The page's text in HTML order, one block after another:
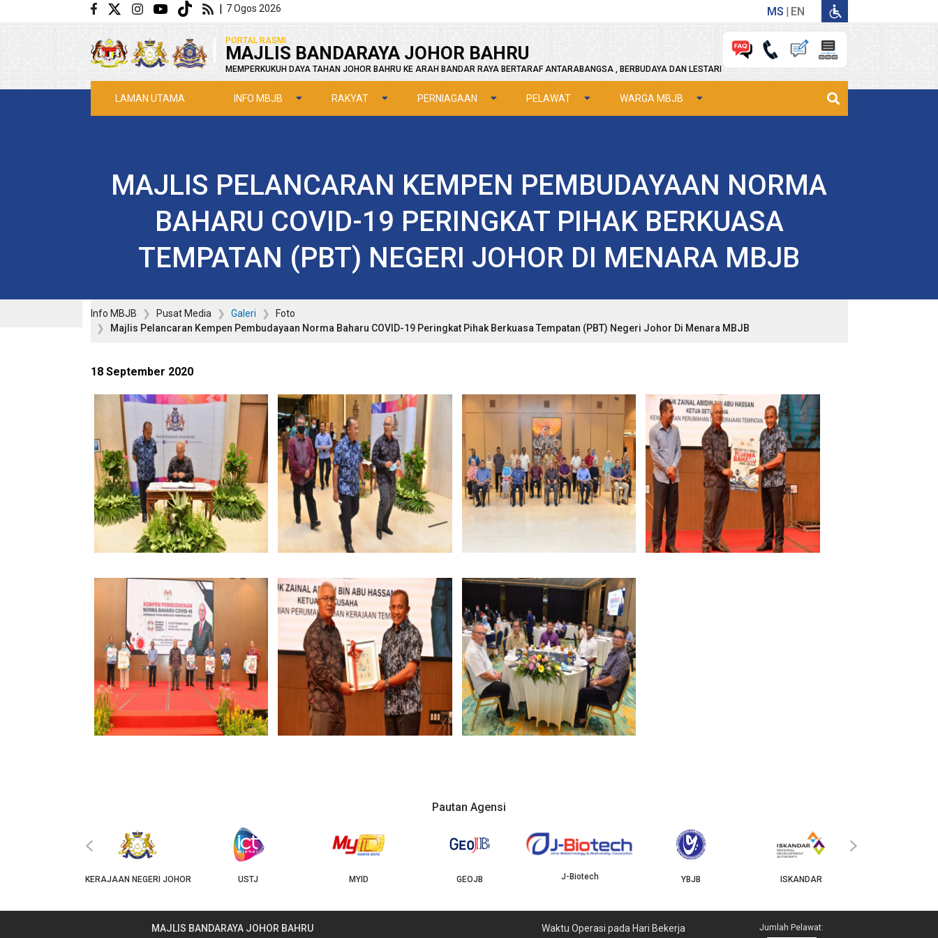
Langkau ke kandungan utama | 7 Ogos 2026 MS EN
PORTAL RASMI
MAJLIS BANDARAYA JOHOR BAHRU
MEMPERKUKUH DAYA TAHAN JOHOR BAHRU KE ARAH BANDAR RAYA BERTARAF ANTARABANGSA , BERBUDAYA DAN LESTARI
LAMAN UTAMA INFO MBJB RAKYAT PERNIAGAAN PELAWAT WARGA MBJB
MAJLIS PELANCARAN KEMPEN PEMBUDAYAAN NORMA
BAHARU COVID-19 PERINGKAT PIHAK BERKUASA
TEMPATAN (PBT) NEGERI JOHOR DI MENARA MBJB
Info MBJB Pusat Media Galeri
Foto
Majlis Pelancaran Kempen Pembudayaan Norma Baharu COVID-19 Peringkat Pihak Berkuasa Tempatan (PBT) Negeri Johor Di Menara MBJB
18 September 2020
Pautan Agensi
KERAJAAN NEGERI JOHOR USTJ MYID GEOJB J-Biotech YBJB ISKANDAR
‹ ›
MAJLIS BANDARAYA JOHOR BAHRU Waktu Operasi pada Hari Bekerja Jumlah Pelawat: